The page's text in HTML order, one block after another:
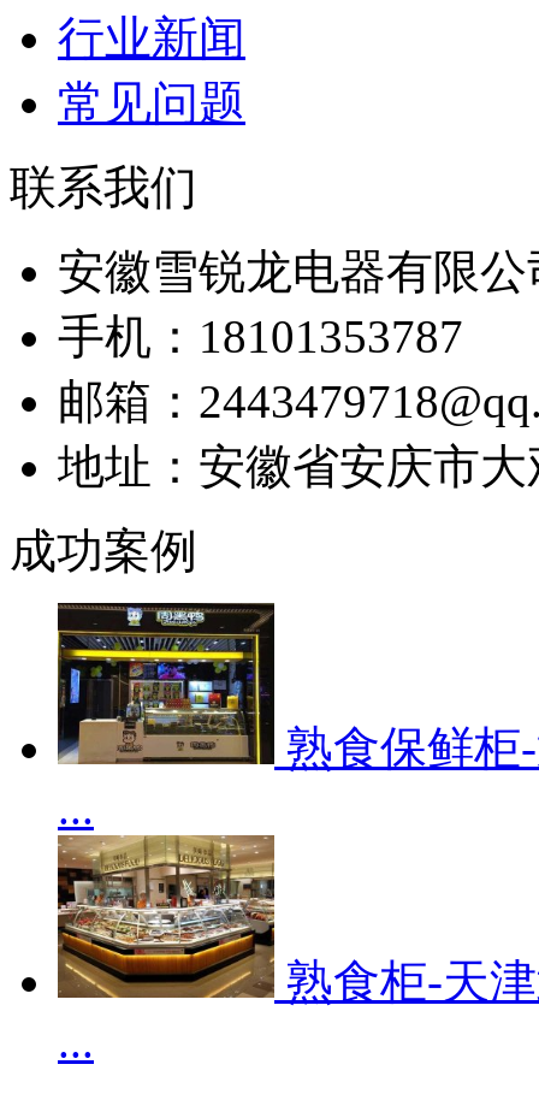
行业新闻
常见问题
联系我们
安徽雪锐龙电器有限公
手机：18101353787
邮箱：
地址：安徽省安庆市
成功案例
熟食保鲜柜
...
熟食柜-天
...